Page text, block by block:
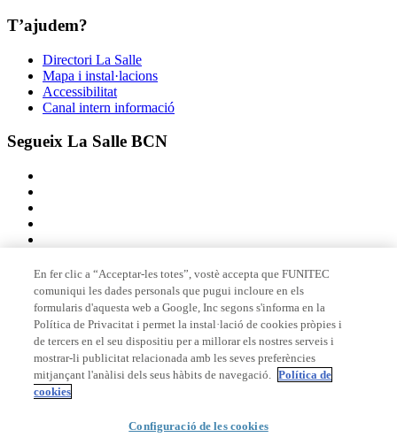
T’ajudem?
Directori La Salle
Mapa i instal·lacions
Accessibilitat
Canal intern informació
Segueix La Salle BCN
Membre de
Acreditacions
© 2026 La Salle Campus Barcelona - URL |Avís legal
En fer clic a “Acceptar-les totes”, vostè accepta que FUNITEC
comuniqui les dades personals que pugui incloure en els
formularis d'aquesta web a Google, Inc segons s'informa en la
Política de Privacitat i permet la instal·lació de cookies pròpies i
de tercers en el seu dispositiu per a millorar els nostres serveis i
mostrar-li publicitat relacionada amb les seves preferències
mitjançant l'anàlisi dels seus hàbits de navegació. Política de
cookies
Configuració de les cookies